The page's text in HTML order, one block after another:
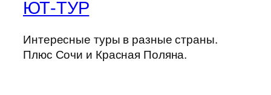
ЮТ-ТУР
Интересные туры в разные страны.
Плюс Сочи и Красная Поляна.